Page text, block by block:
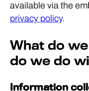
available via the
privacy policy.
What do
do we do
Information